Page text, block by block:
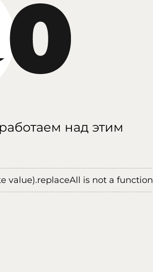
над этим
value).replaceAll is not a function